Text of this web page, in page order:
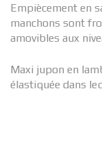
Empiècement en
manchons sont
amovibles aux
Maxi jupon en
élastiquée dans